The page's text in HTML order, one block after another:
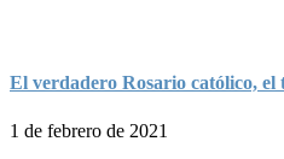
El verdadero Rosario católico, el
1 de febrero de 2021